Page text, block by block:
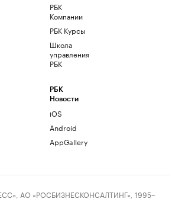
РБК
Компании
РБК Курсы
Школа
управления
РБК
РБК
Новости
iOS
Android
AppGallery
АО «РОСБИЗНЕСКОНСАЛТИНГ», 1995–